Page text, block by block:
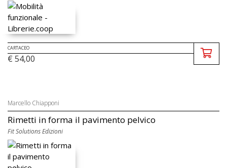
CARTACEO
€ 54,00
Marcello Chiapponi
Rimetti in forma il pavimento pelvico
Fit Solutions Edizioni